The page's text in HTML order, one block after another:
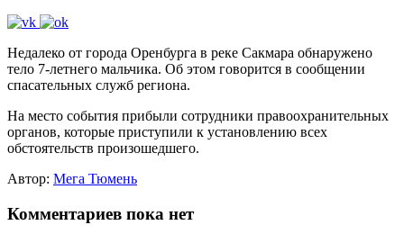
Недалеко от города Оренбурга в реке Сакмара обнаружено
тело 7-летнего мальчика. Об этом говорится в сообщении
спасательных служб региона.
На место события прибыли сотрудники правоохранительных
органов, которые приступили к установлению всех
обстоятельств произошедшего.
Автор: Мега Тюмень
Комментариев пока нет